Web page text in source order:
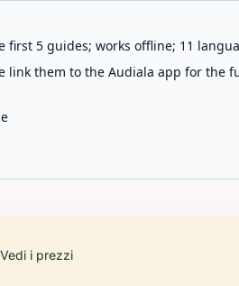
5 guides; works offline; 11
link them to the Audiala app for the
Vedi i prezzi